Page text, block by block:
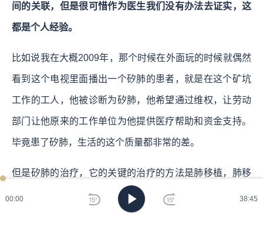
00:00 38:45
间的关联，但是很可惜作为医生我们没有办法去证实，这
都是个人经验。
比如说我在大概2009年，那个时候在外面玩的时候就偶然
看到这个电视里面播出一个矽肺的患者，就是在这个矿坑
工作的工人，他被诊断为矽肺，他希望通过维权，让劳动
部门让他原来的工作单位为他提供医疗帮助和资金支持。
毕竟患了矽肺，生活的这个质量都非常的差。
但是矽肺的治疗，它的关键的治疗的方法是肺移植，肺移
植就需要大量的钱，一般需要至少50万。即使无法进行肺
移植，他还是需要很多的吸氧装置，并且他缺乏了工作的